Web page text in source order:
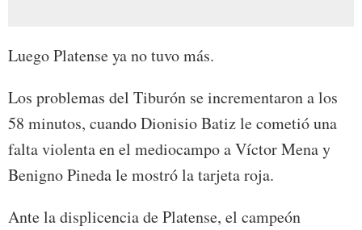
Luego Platense ya no tuvo más.
Los problemas del Tiburón se incrementaron a los
58 minutos, cuando Dionisio Batiz le cometió una
falta violenta en el mediocampo a Víctor Mena y
Benigno Pineda le mostró la tarjeta roja.
Ante la displicencia de Platense, el campeón